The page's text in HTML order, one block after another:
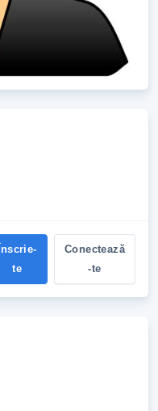
Înscrie-
te
Conectează
-te